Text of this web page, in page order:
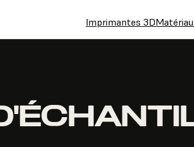
Imprimantes 3D